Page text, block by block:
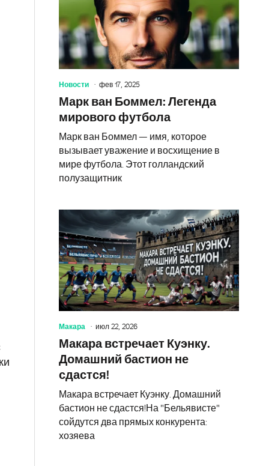
Новости фев 17, 2025
Марк ван Боммел: Легенда
мирового футбола
Марк ван Боммел — имя, которое
вызывает уважение и восхищение в
мире футбола. Этот голландский
полузащитник
Макара июл 22, 2026
Макара встречает Куэнку.
Домашний бастион не
сдастся!
Макара встречает Куэнку. Домашний
бастион не сдастся!На "Бельявисте"
сойдутся два прямых конкурента:
хозяева